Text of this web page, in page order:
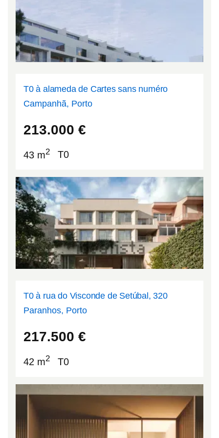
T0 à alameda de Cartes sans numéro
Campanhã, Porto
213.000 €
43 m2 T0
T0 à rua do Visconde de Setúbal, 320
Paranhos, Porto
217.500 €
42 m2 T0